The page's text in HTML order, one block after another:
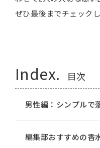
ぜひ最後までチェック
Index. 目次
男性編：シンプルで
編集部おすすめの香